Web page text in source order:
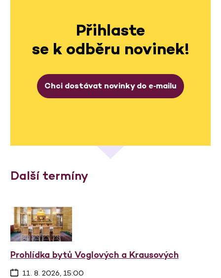
Přihlaste
se k odběru novinek!
Chci dostávat novinky do e‑mailu
Další termíny
Prohlídka bytů Voglových a Krausových
11. 8. 2026, 15:00